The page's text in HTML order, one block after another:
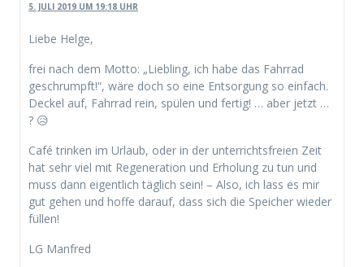
5. JULI 2019 UM 19:18 UHR
Liebe Helge,
frei nach dem Motto: „Liebling, ich habe das Fahrrad
geschrumpft!“, wäre doch so eine Entsorgung so einfach.
Deckel auf, Fahrrad rein, spülen und fertig! … aber jetzt …
? 😥
Café trinken im Urlaub, oder in der unterrichtsfreien Zeit
hat sehr viel mit Regeneration und Erholung zu tun und
muss dann eigentlich täglich sein! – Also, ich lass es mir
gut gehen und hoffe darauf, dass sich die Speicher wieder
füllen!
LG Manfred